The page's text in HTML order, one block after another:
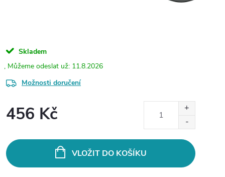
Skladem
11.8.2026
Možnosti doručení
456 Kč
VLOŽIT DO KOŠÍKU